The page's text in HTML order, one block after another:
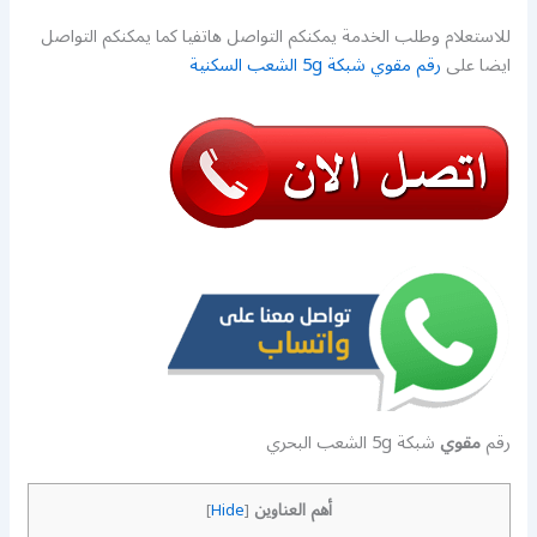
للاستعلام وطلب الخدمة يمكنكم التواصل هاتفيا كما يمكنكم التواصل
ايضا علىرقم مقوي شبكة 5g الشعب السكنية
رقممقويشبكة 5g الشعب البحري
أهم العناوين [
Hide
]